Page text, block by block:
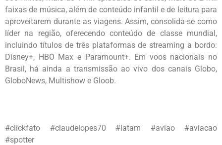
faixas de música, além de conteúdo infantil e de leitura para
aproveitarem durante as viagens. Assim, consolida-se como
líder na região, oferecendo conteúdo de classe mundial,
incluindo títulos de três plataformas de streaming a bordo:
Disney+, HBO Max e Paramount+. Em voos nacionais no
Brasil, há ainda a transmissão ao vivo dos canais Globo,
GloboNews, Multishow e Gloob.
#clickfato #claudelopes70 #latam #aviao #aviacao
#spotter